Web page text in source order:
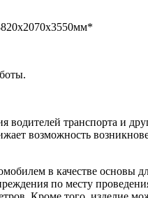
транспорта и
возможность
в качестве
по месту